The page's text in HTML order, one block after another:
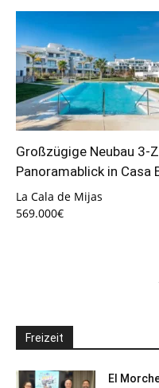
Großzügige Neubau 3-
Panoramablick in Casa
La Cala de Mijas
569.000€
Freizeit
El